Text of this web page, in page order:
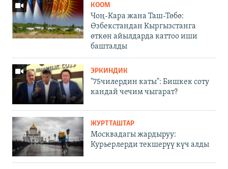
КООМ
Чоң-Кара жана Таш-Төбө:
Өзбекстандан Кыргызстанга
өткөн айылдарда каттоо иши
башталды
ЭРКИНДИК
"75чилердин каты": Бишкек соту
кандай чечим чыгарат?
ЖУРТТАШТАР
Москвадагы жардыруу:
Курьерлерди текшерүү күч алды